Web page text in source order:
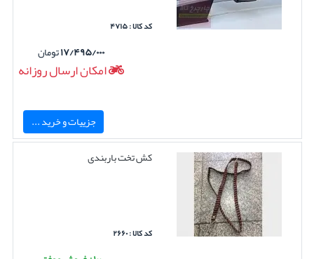
کد کالا : ۴۷۱۵
۱۷/۴۹۵/۰۰۰تومان
امکان ارسال روزانه
جزییات و خرید ...
کش تخت باربندی
کد کالا : ۲۶۶۰